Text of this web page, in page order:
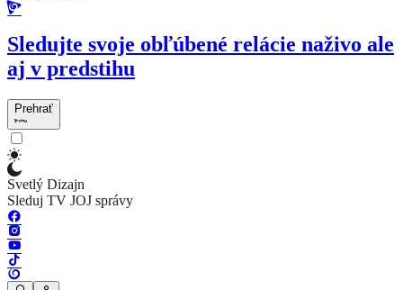
Sledujte svoje obľúbené relácie naživo ale
aj v predstihu
Prehrať
Svetlý Dizajn
Sleduj TV JOJ správy